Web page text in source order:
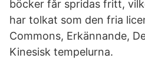
böcker får spridas fritt,
har tolkat som den fria
Commons, Erkännande,
Kinesisk tempelurna.